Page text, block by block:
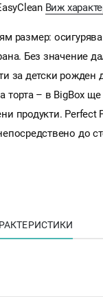
Виж
размер:
Без значение
за детски рожден
торта – в BigBox
продукти. Perfect
до